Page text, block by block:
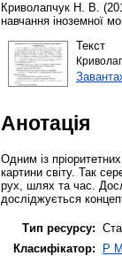
Криволапчук Н. В.
навчання іноземної
Текст
Анотація
Одним із
картини світу. Так
рух, шлях та час.
досліджується
Тип ресурсу:
Класифікатор:
P